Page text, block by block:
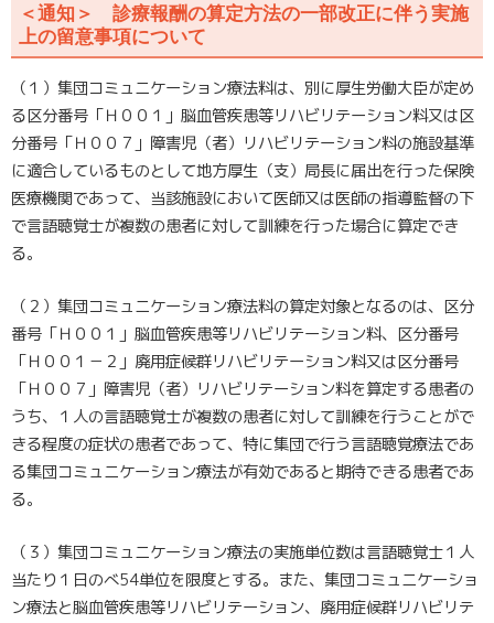
＜通知＞ 診療報酬の算定方法の一部改正に伴う実施
上の留意事項について
（１）集団コミュニケーション療法料は、別に厚生労働大臣が定め
る区分番号「Ｈ００１」脳血管疾患等リハビリテーション料又は区
分番号「Ｈ００７」障害児（者）リハビリテーション料の施設基準
に適合しているものとして地方厚生（支）局長に届出を行った保険
医療機関であって、当該施設において医師又は医師の指導監督の下
で言語聴覚士が複数の患者に対して訓練を行った場合に算定でき
る。
（２）集団コミュニケーション療法料の算定対象となるのは、区分
番号「Ｈ００１」脳血管疾患等リハビリテーション料、区分番号
「Ｈ００１－２」廃用症候群リハビリテーション料又は区分番号
「Ｈ００７」障害児（者）リハビリテーション料を算定する患者の
うち、１人の言語聴覚士が複数の患者に対して訓練を行うことがで
きる程度の症状の患者であって、特に集団で行う言語聴覚療法であ
る集団コミュニケーション療法が有効であると期待できる患者であ
る。
（３）集団コミュニケーション療法の実施単位数は言語聴覚士１人
当たり１日のべ54単位を限度とする。また、集団コミュニケーショ
ン療法と脳血管疾患等リハビリテーション、廃用症候群リハビリテ